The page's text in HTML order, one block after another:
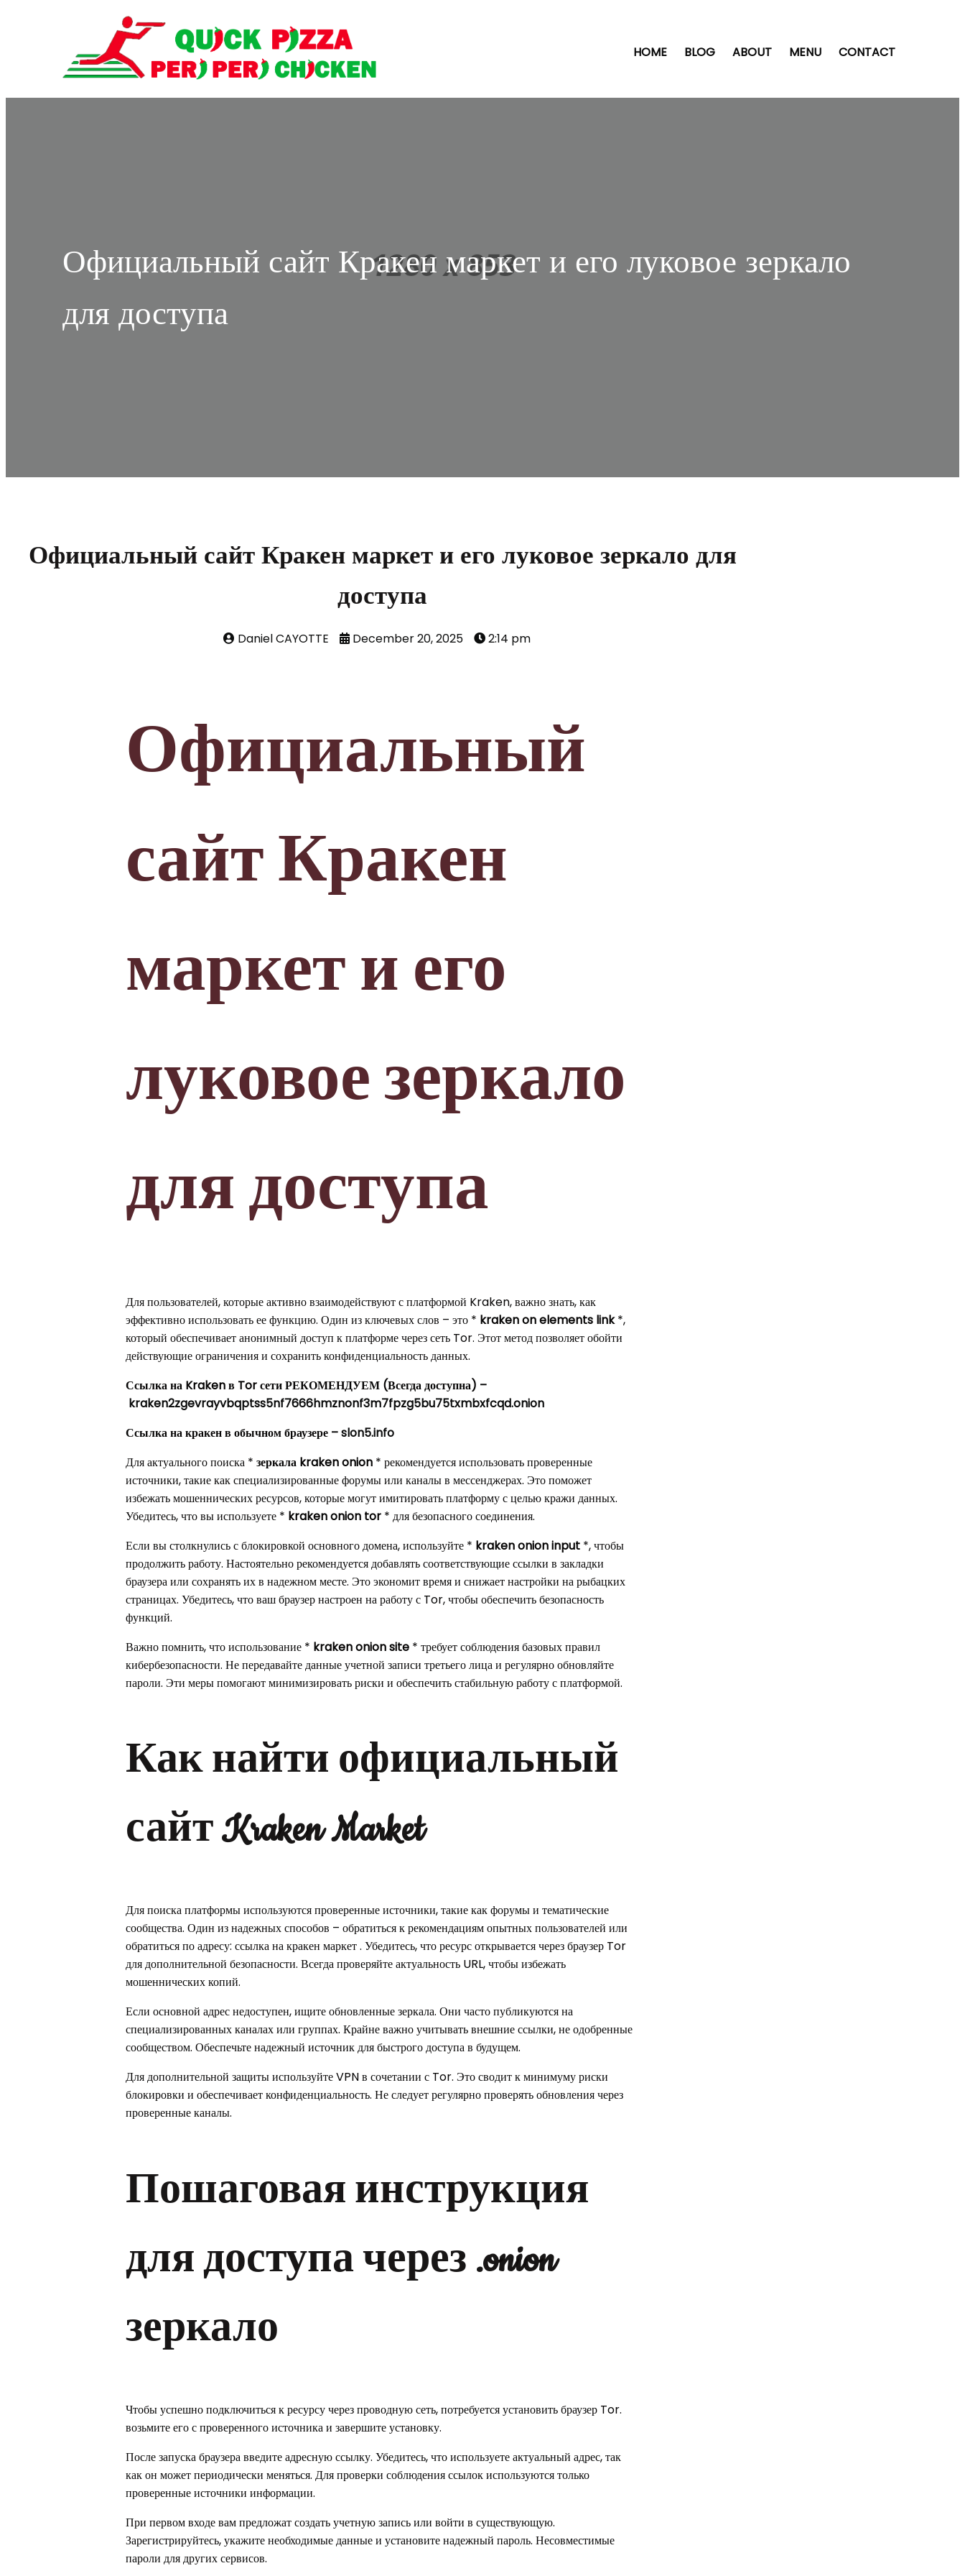
HOME BLOG ABOUT MENU CONTACT
Официальный сайт Кракен маркет и его луковое зеркало
для доступа
Официальный сайт Кракен маркет и его луковое зеркало для
доступа
Daniel CAYOTTE December 20, 2025 2:14 pm
Официальный
сайт Кракен
маркет и его
луковое зеркало
для доступа
Для пользователей, которые активно взаимодействуют с платформой Kraken, важно знать, как
эффективно использовать ее функцию. Один из ключевых слов – это * kraken on elements link*,
который обеспечивает анонимный доступ к платформе через сеть Tor. Этот метод позволяет обойти
действующие ограничения и сохранить конфиденциальность данных.
Ссылка на Kraken в Tor сети РЕКОМЕНДУЕМ (Всегда доступна) –
kraken2zgevrayvbqptss5nf7666hmznonf3m7fpzg5bu75txmbxfcqd.onion
Ссылка на кракен в обычном браузере –slon5.info
Для актуального поиска *зеркала kraken onion * рекомендуется использовать проверенные
источники, такие как специализированные форумы или каналы в мессенджерах. Это поможет
избежать мошеннических ресурсов, которые могут имитировать платформу с целью кражи данных.
Убедитесь, что вы используете * kraken onion tor * для безопасного соединения.
Если вы столкнулись с блокировкой основного домена, используйте * kraken onion input *, чтобы
продолжить работу. Настоятельно рекомендуется добавлять соответствующие ссылки в закладки
браузера или сохранять их в надежном месте. Это экономит время и снижает настройки на рыбацких
страницах. Убедитесь, что ваш браузер настроен на работу с Tor, чтобы обеспечить безопасность
функций.
Важно помнить, что использование * kraken onion site * требует соблюдения базовых правил
кибербезопасности. Не передавайте данные учетной записи третьего лица и регулярно обновляйте
пароли. Эти меры помогают минимизировать риски и обеспечить стабильную работу с платформой.
Как найти официальный
сайт Kraken Market
Для поиска платформы используются проверенные источники, такие как форумы и тематические
сообщества. Один из надежных способов – обратиться к рекомендациям опытных пользователей или
обратиться по адресу: ссылка на кракен маркет . Убедитесь, что ресурс открывается через браузер Tor
для дополнительной безопасности. Всегда проверяйте актуальность URL, чтобы избежать
мошеннических копий.
Если основной адрес недоступен, ищите обновленные зеркала. Они часто публикуются на
специализированных каналах или группах. Крайне важно учитывать внешние ссылки, не одобренные
сообществом. Обеспечьте надежный источник для быстрого доступа в будущем.
Для дополнительной защиты используйте VPN в сочетании с Tor. Это сводит к минимуму риски
блокировки и обеспечивает конфиденциальность. Не следует регулярно проверять обновления через
проверенные каналы.
Пошаговая инструкция
для доступа через .onion
зеркало
Чтобы успешно подключиться к ресурсу через проводную сеть, потребуется установить браузер Tor.
возьмите его с проверенного источника и завершите установку.
После запуска браузера введите адресную ссылку. Убедитесь, что используете актуальный адрес, так
как он может периодически меняться. Для проверки соблюдения ссылок используются только
проверенные источники информации.
При первом входе вам предложат создать учетную запись или войти в существующую.
Зарегистрируйтесь, укажите необходимые данные и установите надежный пароль. Несовместимые
пароли для других сервисов.